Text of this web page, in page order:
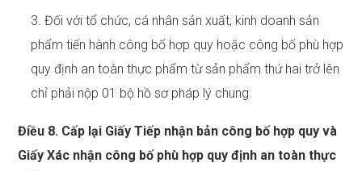
3. Đối với tổ chức, cá nhân sản xuất, kinh doanh sản
phẩm tiến hành công bố hợp quy hoặc công bố phù hợp
quy định an toàn thực phẩm từ sản phẩm thứ hai trở lên
chỉ phải nộp 01 bộ hồ sơ pháp lý chung.
Điều 8. Cấp lại Giấy Tiếp nhận bản công bố hợp quy và
Giấy Xác nhận công bố phù hợp quy định an toàn thực